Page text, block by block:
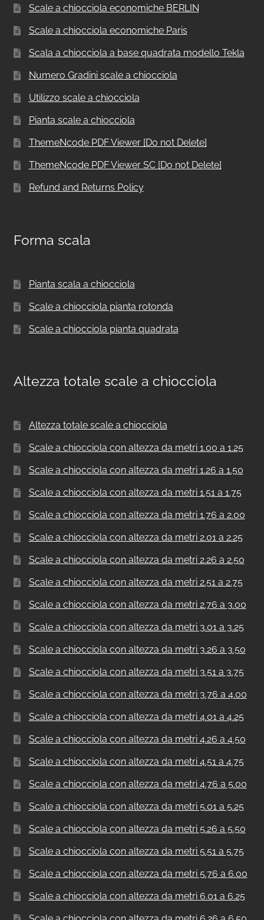
Scale a chiocciola economiche BERLIN
Scale a chiocciola economiche Paris
Scala a chiocciola a base quadrata modello Tekla
Numero Gradini scale a chiocciola
Utilizzo scale a chiocciola
Pianta scale a chiocciola
ThemeNcode PDF Viewer [Do not Delete]
ThemeNcode PDF Viewer SC [Do not Delete]
Refund and Returns Policy
Forma scala
Pianta scala a chiocciola
Scale a chiocciola pianta rotonda
Scale a chiocciola pianta quadrata
Altezza totale scale a chiocciola
Altezza totale scale a chiocciola
Scale a chiocciola con altezza da metri 1.00 a 1.25
Scale a chiocciola con altezza da metri 1.26 a 1.50
Scale a chiocciola con altezza da metri 1.51 a 1.75
Scale a chiocciola con altezza da metri 1.76 a 2.00
Scale a chiocciola con altezza da metri 2.01 a 2.25
Scale a chiocciola con altezza da metri 2.26 a 2.50
Scale a chiocciola con altezza da metri 2.51 a 2.75
Scale a chiocciola con altezza da metri 2.76 a 3.00
Scale a chiocciola con altezza da metri 3.01 a 3.25
Scale a chiocciola con altezza da metri 3.26 a 3.50
Scale a chiocciola con altezza da metri 3.51 a 3.75
Scale a chiocciola con altezza da metri 3.76 a 4.00
Scale a chiocciola con altezza da metri 4.01 a 4.25
Scale a chiocciola con altezza da metri 4.26 a 4.50
Scale a chiocciola con altezza da metri 4.51 a 4.75
Scale a chiocciola con altezza da metri 4.76 a 5.00
Scale a chiocciola con altezza da metri 5.01 a 5.25
Scale a chiocciola con altezza da metri 5.26 a 5.50
Scale a chiocciola con altezza da metri 5.51 a 5.75
Scale a chiocciola con altezza da metri 5.76 a 6.00
Scale a chiocciola con altezza da metri 6.01 a 6.25